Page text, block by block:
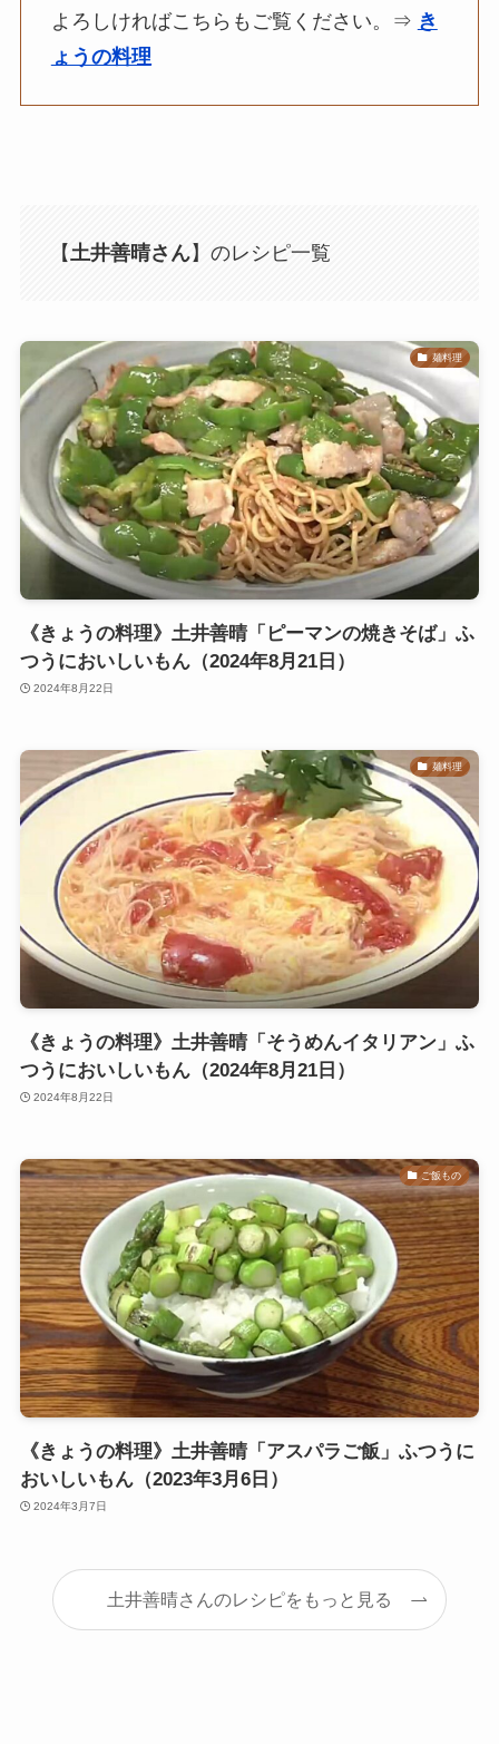
よろしければこちらもご覧ください。⇒ き
ょうの料理
【土井善晴さん】のレシピ一覧
麺料理
《きょうの料理》土井善晴「ピーマンの焼きそば」ふ
つうにおいしいもん（2024年8月21日）
2024年8月22日
麺料理
《きょうの料理》土井善晴「そうめんイタリアン」ふ
つうにおいしいもん（2024年8月21日）
2024年8月22日
ご飯もの
《きょうの料理》土井善晴「アスパラご飯」ふつうに
おいしいもん（2023年3月6日）
2024年3月7日
土井善晴さんのレシピをもっと見る